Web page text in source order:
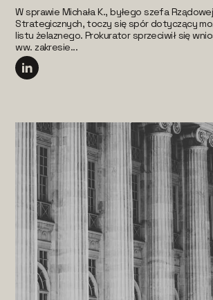
W sprawie Michała K., byłego szefa
Strategicznych, toczy się spór dotyczący
listu żelaznego. Prokurator sprzeciwił się
ww. zakresie...